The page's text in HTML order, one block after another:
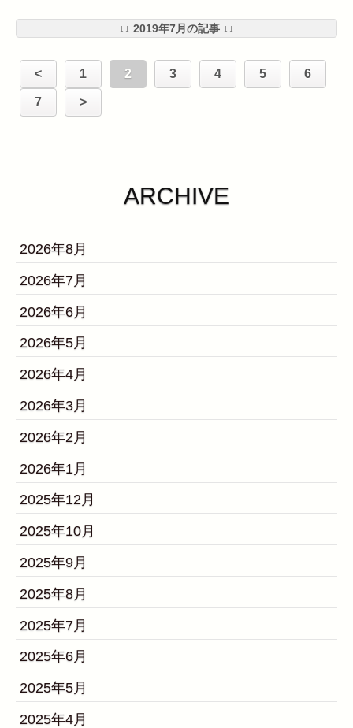
↓↓ 2019年7月の記事 ↓↓
< 1 2 3 4 5 6
7 >
ARCHIVE
2026年8月
2026年7月
2026年6月
2026年5月
2026年4月
2026年3月
2026年2月
2026年1月
2025年12月
2025年10月
2025年9月
2025年8月
2025年7月
2025年6月
2025年5月
2025年4月